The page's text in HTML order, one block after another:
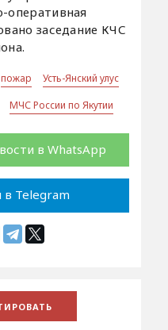
оперативная
заседание КЧС
пожар
Усть-Янский улус
МЧС России по Якутии
в WhatsApp
Telegram